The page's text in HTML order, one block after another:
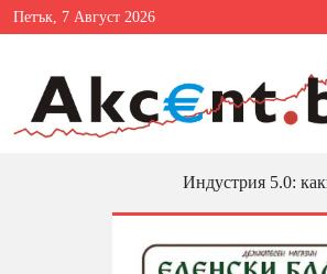
Петък, 7 Август 2026
Индустрия 5.0: